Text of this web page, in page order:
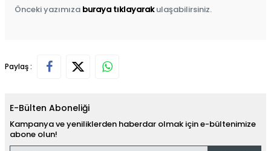
Önceki yazımıza buraya tıklayarakulaşabilirsiniz.
Paylaş :
E-Bülten Aboneliği
Kampanya ve yeniliklerden haberdar olmak için e-bültenimize
abone olun!